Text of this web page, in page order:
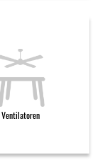
Ventilatoren